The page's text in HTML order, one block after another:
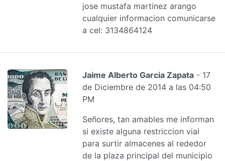
jose mustafa martinez arango
cualquier informacion comunicarse
a cel: 3134864124
Jaime Alberto Garcia Zapata - 17
de Diciembre de 2014 a las 04:50
PM
Señores, tan amables me informan
si existe alguna restriccion vial
para surtir almacenes al rededor
de la plaza principal del municipio